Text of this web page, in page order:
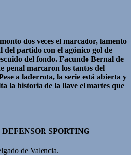
dos veces el marcador, lamentó
partido con el agónico gol de
del fondo. Facundo Bernal de
penal marcaron los tantos del
a laderrota, la serie está abierta y
la historia de la llave el martes que
SPORTING
de Valencia.